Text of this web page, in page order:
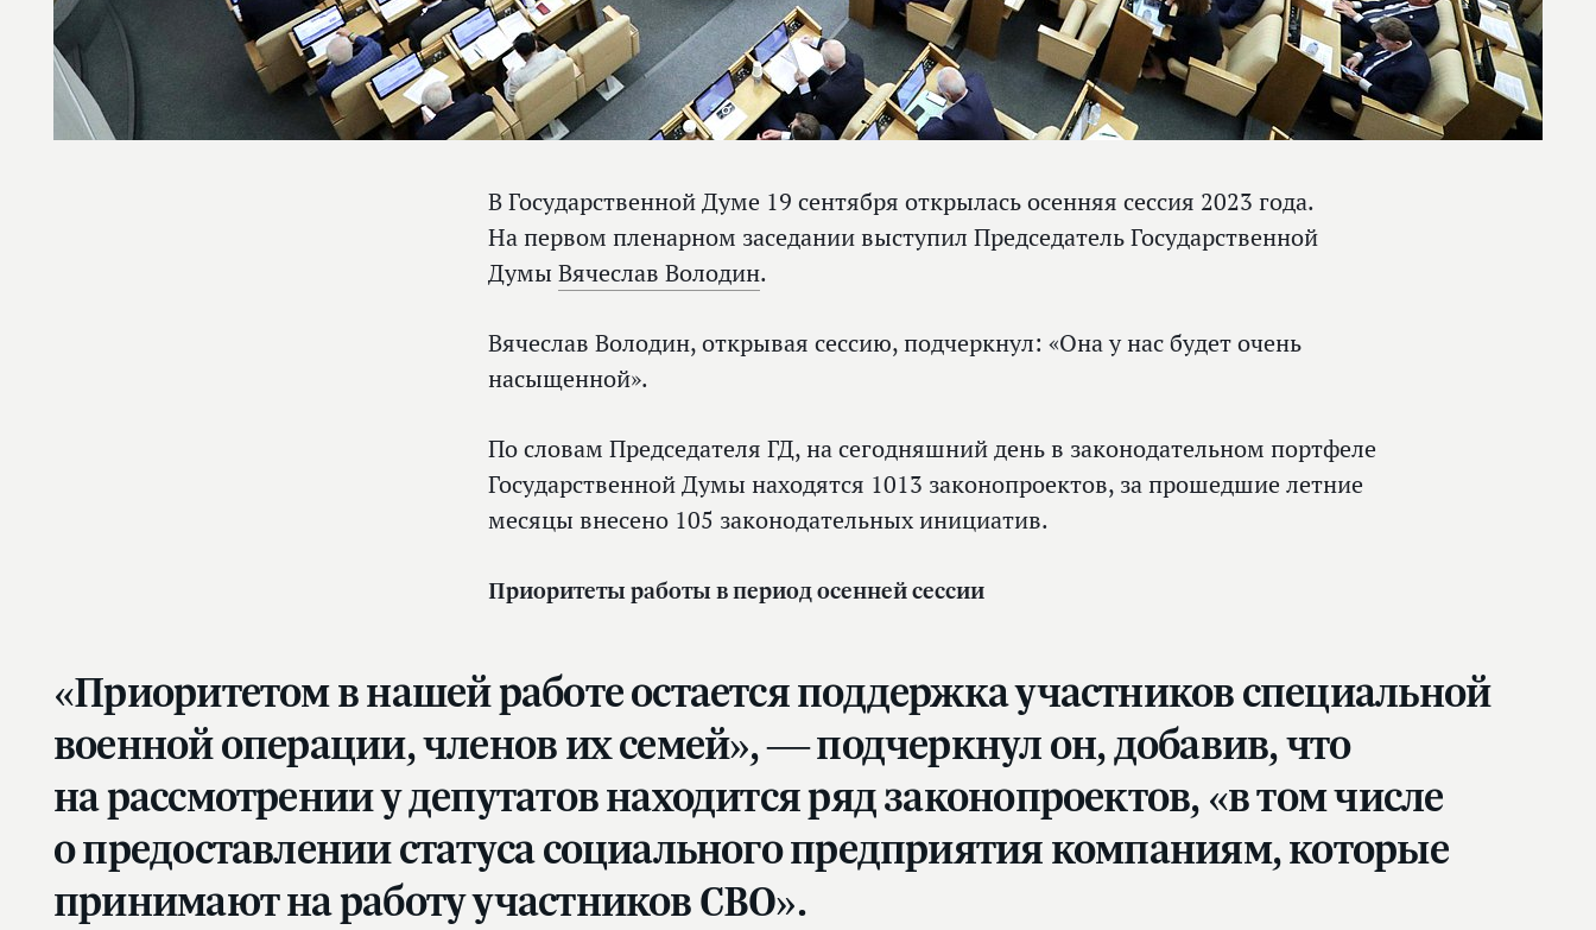
В Государственной Думе 19 сентября открылась осенняя сессия 2023 года.
На первом пленарном заседании выступил Председатель Государственной
Думы Вячеслав Володин.
Вячеслав Володин, открывая сессию, подчеркнул: «Она у нас будет очень
насыщенной».
По словам Председателя ГД, на сегодняшний день в законодательном портфеле
Государственной Думы находятся 1013 законопроектов, за прошедшие летние
месяцы внесено 105 законодательных инициатив.
Приоритеты работы в период осенней сессии
«Приоритетом в нашей работе остается поддержка участников специальной
военной операции, членов их семей», — подчеркнул он, добавив, что
на рассмотрении у депутатов находится ряд законопроектов, «в том числе
о предоставлении статуса социального предприятия компаниям, которые
принимают на работу участников СВО».